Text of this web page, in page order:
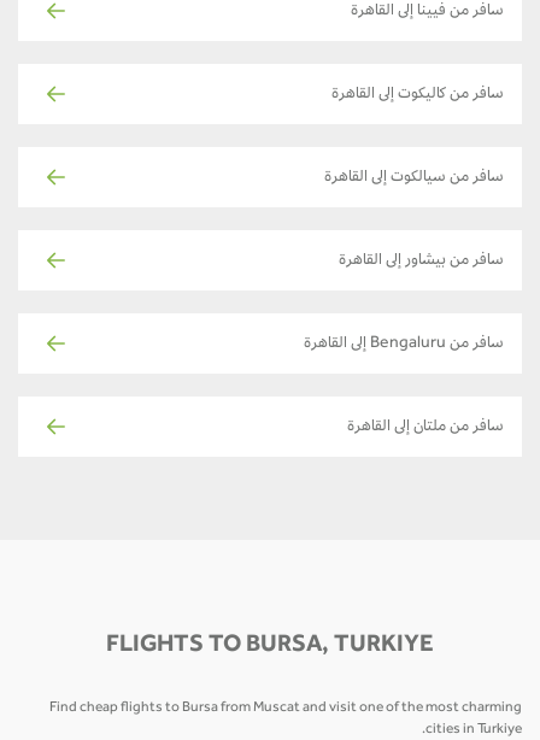
سافر من فيينا إلى القاهرة
سافر من كاليكوت إلى القاهرة
سافر من سيالكوت إلى القاهرة
سافر من بيشاور إلى القاهرة
سافر من Bengaluru إلى القاهرة
سافر من ملتان إلى القاهرة
FLIGHTS TO BURSA, TURKIYE
Find cheap flights to Bursa from Muscat and visit one of the most charming
cities in Turkiye.